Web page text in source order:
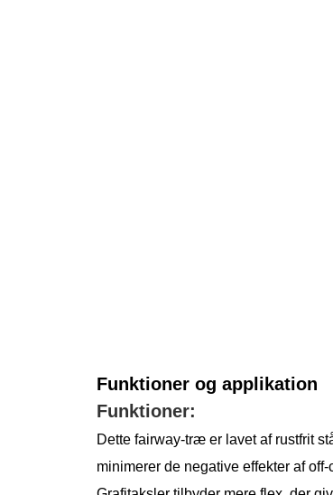
Funktioner og applikation
Funktioner:
Dette fairway-træ er lavet af rustfrit
minimerer de negative effekter af off-